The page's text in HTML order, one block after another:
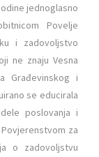
jednoglasno
Povelje
i zadovoljstvo
ne znaju Vesna
Građevinskog i
se educirala
poslovanja i
za
o zadovoljstvu